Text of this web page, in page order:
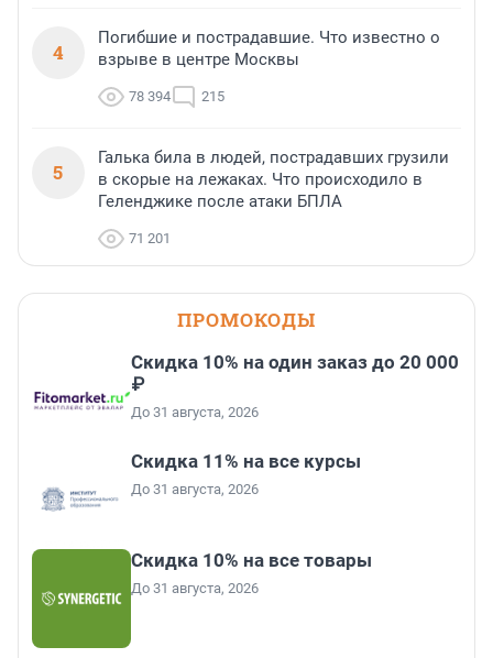
4
Погибшие и пострадавшие. Что известно о
взрыве в центре Москвы
78 394 215
5
Галька била в людей, пострадавших грузили
в скорые на лежаках. Что происходило в
Геленджике после атаки БПЛА
71 201
ПРОМОКОДЫ
Скидка 10% на один заказ до 20 000
₽
До 31 августа, 2026
Скидка 11% на все курсы
До 31 августа, 2026
Скидка 10% на все товары
До 31 августа, 2026